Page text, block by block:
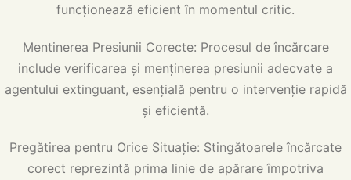
funcționează eficient în momentul critic.
Mentinerea Presiunii Corecte: Procesul de încărcare
include verificarea și menținerea presiunii adecvate a
agentului extinguant, esențială pentru o intervenție rapidă
și eficientă.
Pregătirea pentru Orice Situație: Stingătoarele încărcate
corect reprezintă prima linie de apărare împotriva